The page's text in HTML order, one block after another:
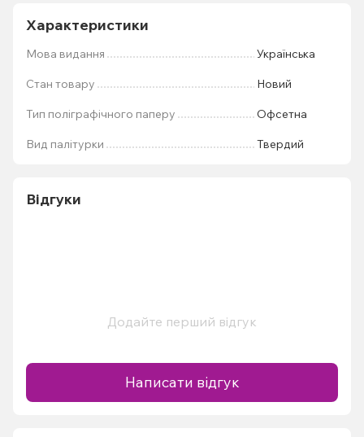
Характеристики
Мова видання Українська
Стан товару Новий
Тип поліграфічного паперу Офсетна
Вид палітурки Твердий
Відгуки
Додайте перший відгук
Написати відгук